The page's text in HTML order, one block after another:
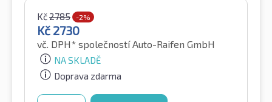
Kč2785 -2%
Kč 2730
vč. DPH* společností Auto-Raifen GmbH
NA SKLADĚ
Doprava zdarma